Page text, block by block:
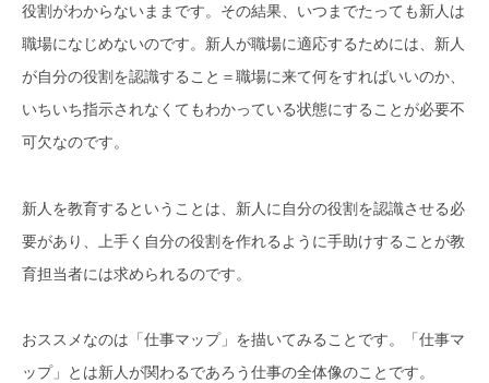
役割がわからないままです。その結果、いつまでたっても新人は
職場になじめないのです。新人が職場に適応するためには、新人
が自分の役割を認識すること＝職場に来て何をすればいいのか、
いちいち指示されなくてもわかっている状態にすることが必要不
可欠なのです。
新人を教育するということは、新人に自分の役割を認識させる必
要があり、上手く自分の役割を作れるように手助けすることが教
育担当者には求められるのです。
おススメなのは「仕事マップ」を描いてみることです。「仕事マ
ップ」とは新人が関わるであろう仕事の全体像のことです。